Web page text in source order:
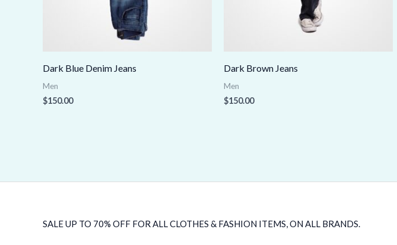
Dark Blue Denim Jeans
Men
$150.00
Dark Brown Jeans
Men
$150.00
SALE UP TO 70% OFF FOR ALL CLOTHES & FASHION ITEMS, ON ALL BRANDS.